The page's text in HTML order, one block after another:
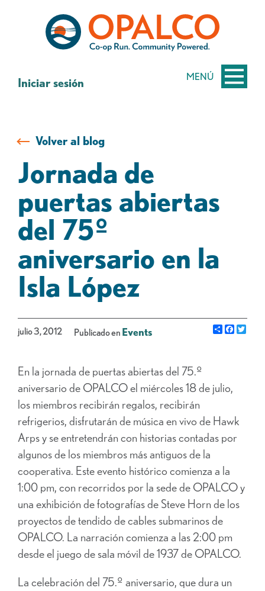
contenido
MENÚ
Iniciar sesión
Volver al blog
Jornada de
puertas abiertas
del 75º
aniversario en la
Isla López
julio 3, 2012 Publicado en Events Share
En la jornada de puertas abiertas del 75.º
aniversario de OPALCO el miércoles 18 de julio,
los miembros recibirán regalos, recibirán
refrigerios, disfrutarán de música en vivo de Hawk
Arps y se entretendrán con historias contadas por
algunos de los miembros más antiguos de la
cooperativa. Este evento histórico comienza a la
1:00 pm, con recorridos por la sede de OPALCO y
una exhibición de fotografías de Steve Horn de los
proyectos de tendido de cables submarinos de
OPALCO. La narración comienza a las 2:00 pm
desde el juego de sala móvil de 1937 de OPALCO.
La celebración del 75.º aniversario, que dura un